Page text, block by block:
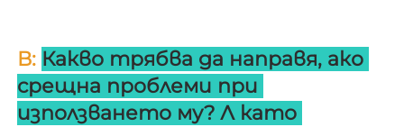
В: Какво трябва да направя, ако
срещна проблеми при
използването му? Л като